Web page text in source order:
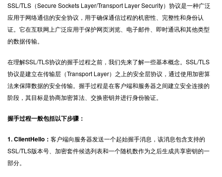
SSL /TLS（Secure Sockets Layer/Transport Layer Security）协议是一种广泛
应用于网络通信的安全协议，用于确保通信过程的机密性、完整性和身份认
证。它在互联网上广泛应用于保护网页浏览、电子邮件、即时通讯和其他类型
的数据传输。
在理解SSL/TLS协议的握手过程之前，我们先来了解一些基本概念。SSL/TLS
协议是建立在传输层（Transport Layer）之上的安全层协议，通过使用加密算
法来保障数据的安全传输。握手过程是在客户端和服务器之间建立安全连接的
阶段，其目标是协商加密算法、交换密钥并进行身份验证。
握手过程一般包括以下步骤：
1. ClientHello： 客户端向服务器发送一个起始握手消息，该消息包含支持的
SSL/TLS版本号、加密套件候选列表和一个随机数作为之后生成共享密钥的一
部分。